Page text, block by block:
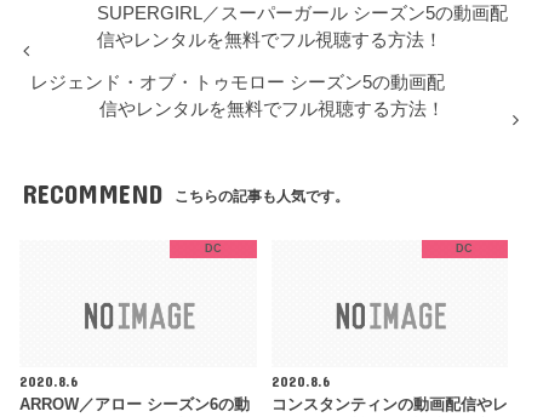
SUPERGIRL／スーパーガール シーズン5の動画配
信やレンタルを無料でフル視聴する方法！
レジェンド・オブ・トゥモロー シーズン5の動画配
信やレンタルを無料でフル視聴する方法！
RECOMMEND こちらの記事も人気です。
DC
2020.8.6
ARROW／アロー シーズン6の動
DC
2020.8.6
コンスタンティンの動画配信やレ